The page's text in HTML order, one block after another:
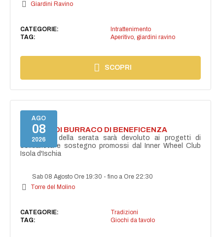
Giardini Ravino
CATEGORIE:
Intrattenimento
TAG:
Aperitivo, giardini ravino
SCOPRI
AGO
08
2026
TORNEO DI BURRACO DI BENEFICENZA
Il ricavato della serata sarà devoluto ai progetti di
solidarietà e sostegno promossi dal Inner Wheel Club
Isola d'Ischia
Sab 08 Agosto Ore 19:30 -fino a Ore 22:30
Torre del Molino
CATEGORIE:
Tradizioni
TAG:
Giochi da tavolo